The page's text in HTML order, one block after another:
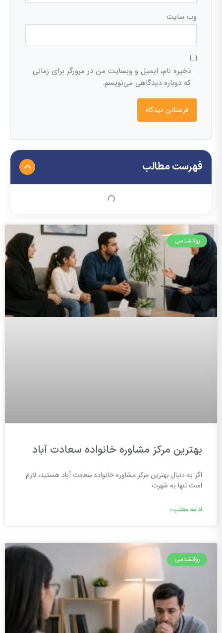
وب‌ سایت
ذخیره نام، ایمیل و وبسایت من در مرورگر برای زمانی
که دوباره دیدگاهی می‌نویسم.
فهرست مطالب
روانشناسی
بهترین مرکز مشاوره خانواده سعادت آباد
اگر به دنبال بهترین مرکز مشاوره خانواده سعادت آباد هستید، لازم
است تنها به شهرت
ادامه مطلب »
روانشناسی